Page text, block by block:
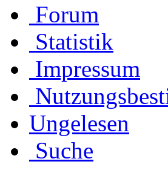
Forum
Statistik
Impressum
Ungelesen
Suche